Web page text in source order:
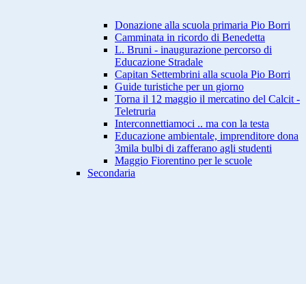
Donazione alla scuola primaria Pio Borri
Camminata in ricordo di Benedetta
L. Bruni - inaugurazione percorso di
Educazione Stradale
Capitan Settembrini alla scuola Pio Borri
Guide turistiche per un giorno
Torna il 12 maggio il mercatino del Calcit -
Teletruria
Interconnettiamoci .. ma con la testa
Educazione ambientale, imprenditore dona
3mila bulbi di zafferano agli studenti
Maggio Fiorentino per le scuole
Secondaria